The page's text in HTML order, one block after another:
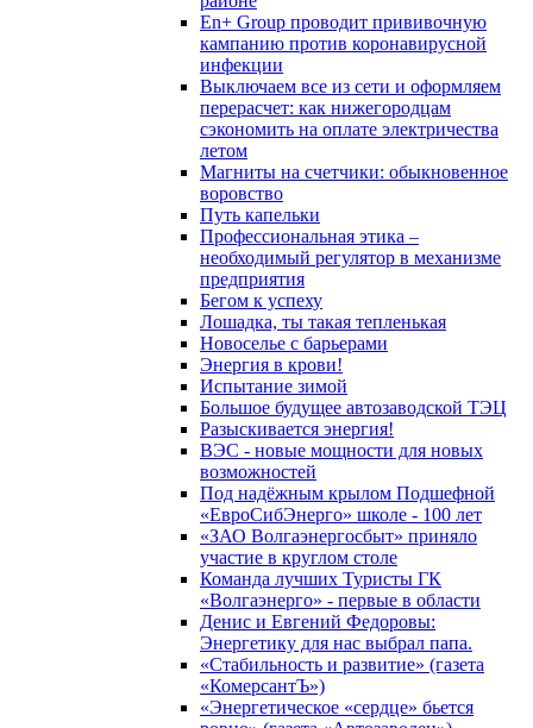
En+ Group проводит прививочную
кампанию против коронавирусной
инфекции
Выключаем все из сети и оформляем
перерасчет: как нижегородцам
сэкономить на оплате электричества
летом
Магниты на счетчики: обыкновенное
воровство
Путь капельки
Профессиональная этика –
необходимый регулятор в механизме
предприятия
Бегом к успеху
Лошадка, ты такая тепленькая
Новоселье с барьерами
Энергия в крови!
Испытание зимой
Большое будущее автозаводской ТЭЦ
Разыскивается энергия!
ВЭС - новые мощности для новых
возможностей
Под надёжным крылом Подшефной
«ЕвроСибЭнерго» школе - 100 лет
«ЗАО Волгаэнергосбыт» приняло
участие в круглом столе
Команда лучших Туристы ГК
«Волгаэнерго» - первые в области
Денис и Евгений Федоровы:
Энергетику для нас выбрал папа.
«Стабильность и развитие» (газета
«КомерсантЪ»)
«Энергетическое «сердце» бьется